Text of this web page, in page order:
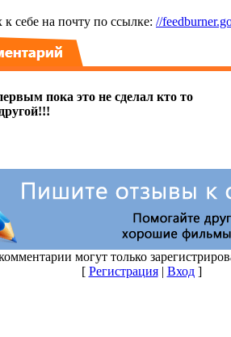
себе на почту по ссылке: //
могут только
[ Регистрация| Вход]